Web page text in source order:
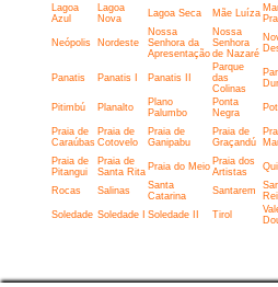
Lagoa
Azul
Lagoa
Nova
Lagoa Seca Mãe Luíza
Neópolis Nordeste
Nossa
Senhora da
Apresentação
Nossa
Senhora
de Nazaré
Panatis Panatis I Panatis II
Parque
das
Colinas
Pitimbú Planalto
Plano
Palumbo
Ponta
Negra
Praia de
Caraúbas
Praia de
Cotovelo
Praia de
Ganipabu
Praia de
Graçandú
Praia de
Pitangui
Praia de
Santa Rita Praia do Meio Praia dos
Artistas
Rocas Salinas
Santa
Catarina
Santarem
Soledade Soledade I Soledade II Tirol